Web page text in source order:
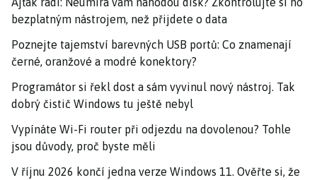
bezplatným nástrojem, než přijdete o data
Poznejte tajemství barevných USB portů: Co znamenají
černé, oranžové a modré konektory?
Programátor si řekl dost a sám vyvinul nový nástroj. Tak
dobrý čistič Windows tu ještě nebyl
Vypínáte Wi-Fi router při odjezdu na dovolenou? Tohle
jsou důvody, proč byste měli
V říjnu 2026 končí jedna verze Windows 11. Ověřte si, že